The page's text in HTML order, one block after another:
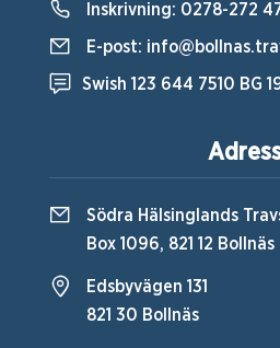
Inskrivning: 0278-272
E-post:
Swish 123 644 7510 BG
Södra Hälsinglands
Box 1096, 821 12 Bollnäs
Edsbyvägen 131
821 30 Bollnäs